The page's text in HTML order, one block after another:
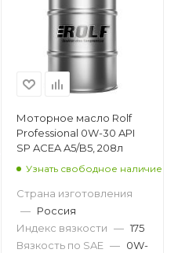
Моторное масло Rolf
Professional 0W-30 API
SP ACEA A5/B5, 208л
Узнать свободное наличие
Страна изготовления
— Россия
Индекс вязкости — 175
Вязкость по SAE — 0W-